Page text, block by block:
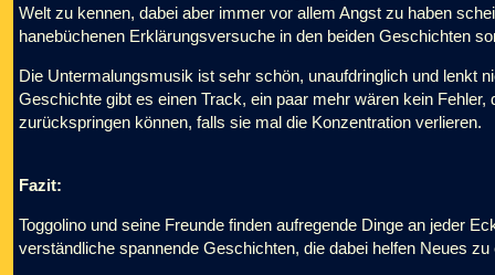
Welt zu kennen, dabei aber immer vor allem Angst zu haben
hanebüchenen Erklärungsversuche in den beiden Geschichten
Die Untermalungsmusik ist sehr schön, unaufdringlich und lenkt
Geschichte gibt es einen Track, ein paar mehr wären kein
zurückspringen können, falls sie mal die Konzentration verlieren.
Fazit:
Toggolino und seine Freunde finden aufregende Dinge an jeder
verständliche spannende Geschichten, die dabei helfen Neues zu